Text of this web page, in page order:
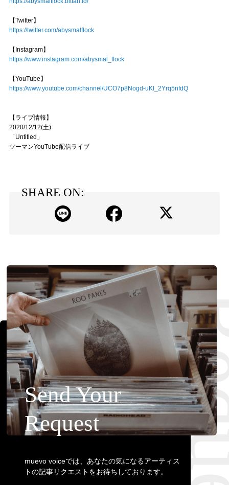
【Twitter】
https://twitter.com/abysmalflock
【Instagram】
https://www.instagram.com/abysmal_flock
【YouTube】
https://www.youtube.com/channel/UCO7p8Nogd-uKl_2Yrq5nfdQ
【ライブ情報】
2020/12/12(土)
「Untitled」
ツーマンYouTube配信ライブ
SHARE ON:
Send Your
Request
muevo voiceでは、あなたの気になるアーティス
トの記事リクエストをお待ちしております。